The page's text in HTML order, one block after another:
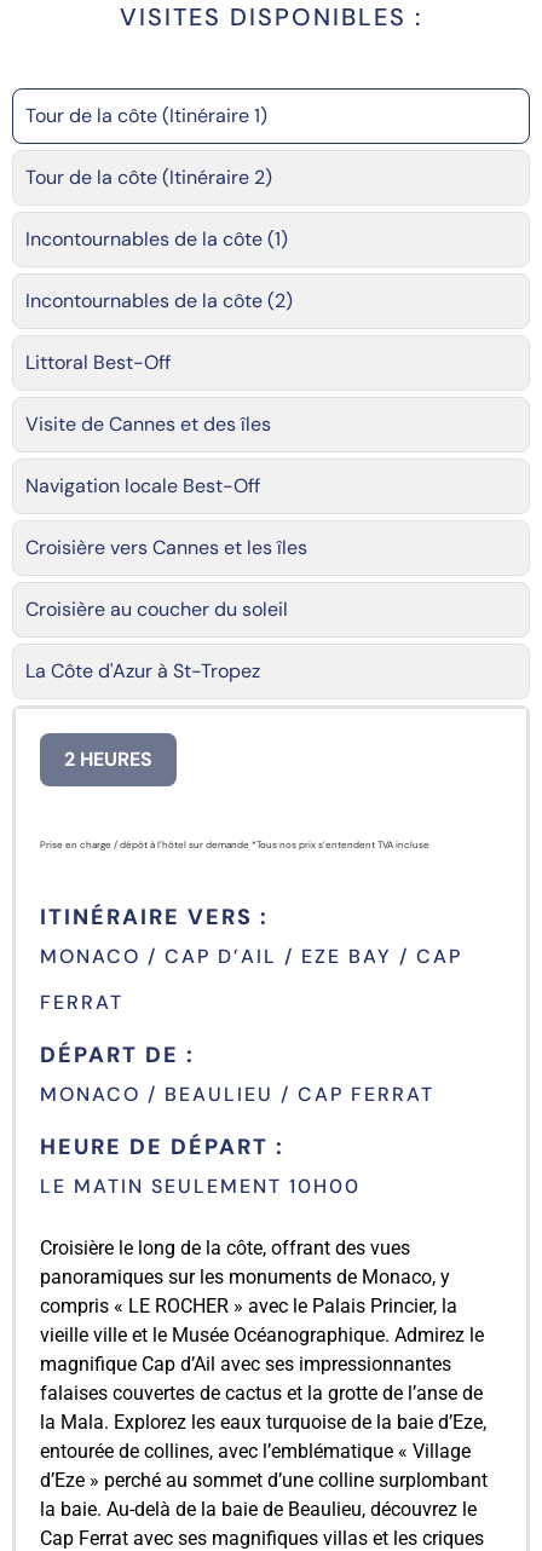
VISITES DISPONIBLES :
Tour de la côte (Itinéraire 1)
Tour de la côte (Itinéraire 2)
Incontournables de la côte (1)
Incontournables de la côte (2)
Littoral Best-Off
Visite de Cannes et des îles
Navigation locale Best-Off
Croisière vers Cannes et les îles
Croisière au coucher du soleil
La Côte d'Azur à St-Tropez
2 HEURES
Prise en charge / dépôt à l’hôtel sur demande *Tous nos prix s’entendent TVA incluse
ITINÉRAIRE VERS :
MONACO / CAP D’AIL / EZE BAY / CAP
FERRAT
DÉPART DE :
MONACO / BEAULIEU / CAP FERRAT
HEURE DE DÉPART :
LE MATIN SEULEMENT 10H00
Croisière le long de la côte, offrant des vues
panoramiques sur les monuments de Monaco, y
compris « LE ROCHER » avec le Palais Princier, la
vieille ville et le Musée Océanographique. Admirez le
magnifique Cap d’Ail avec ses impressionnantes
falaises couvertes de cactus et la grotte de l’anse de
la Mala. Explorez les eaux turquoise de la baie d’Eze,
entourée de collines, avec l’emblématique « Village
d’Eze » perché au sommet d’une colline surplombant
la baie. Au-delà de la baie de Beaulieu, découvrez le
Cap Ferrat avec ses magnifiques villas et les criques